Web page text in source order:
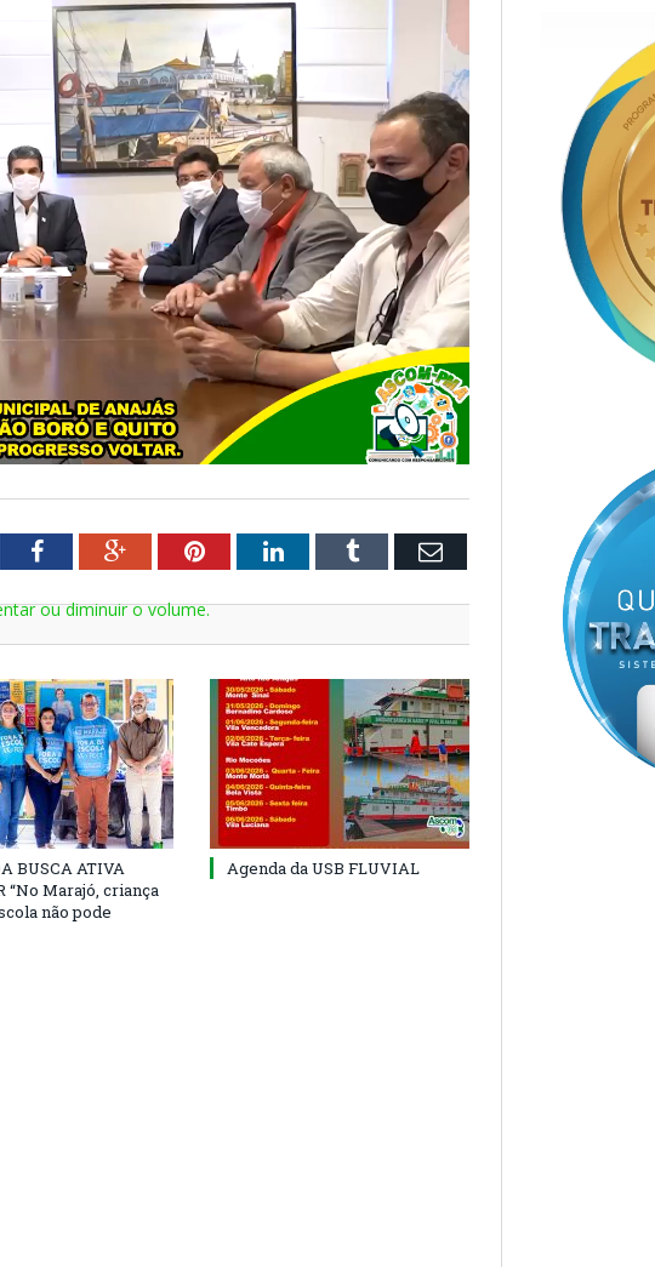
ou diminuir o volume.
FacebookGoogle+PinterestLinkedInTumblr Email
BUSCA ATIVA
“No Marajó, criança
não pode
Agenda da USB FLUVIAL